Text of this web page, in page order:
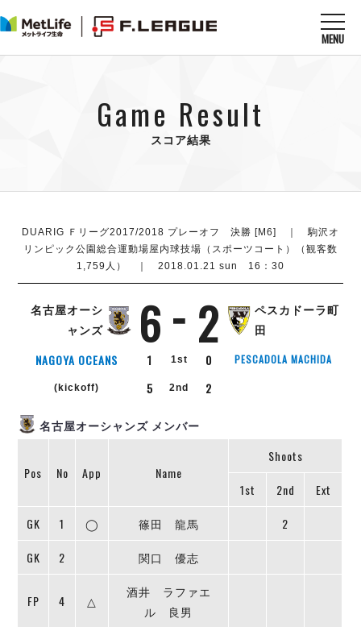
MENU
すべてのニュース
チケット
メディア情報
フットサル日本代表
その他
試合を観る MATCHES
順位表
戦績表
警告・退場・出場停止選手
個人ランキング｜ゴール
個人ランキング｜シュート
個人ランキング｜シュート成功率
個人ランキング｜第2PK
順位表
警告・退場・出場停止選手
個人ランキング｜ゴール
個人ランキング｜シュート
個人ランキング｜第2PK
メットライフ生命Ｆ１リーグ
エスポラーダ北海道
フウガドールすみだ
しながわシティ
立川アスレティックFC
ボアルース長野
シュライカー大阪
メットライフ生命Ｆ２リーグ
ヴォスクオーレ仙台
チケットを買う TICKET
アリーナ情報 ARENA
リーグ概要 ABOUT US
大会概要
クラブライセンス関連
過去の記録
ディビジョン2 試合記録
Ｆリーグカップ 試合記録
リーグ統計データ
プロジェクト PROJECT
ABeam AWARD
Game Result
スコア結果
DUARIG Ｆリーグ2017/2018 プレーオフ 決勝 [M6] ｜ 駒沢オ
リンピック公園総合運動場屋内球技場（スポーツコート）（観客数
1,759人） ｜ 2018.01.21 sun 16：30
名古屋オーシ
ャンズ
6 2
ペスカドーラ町
田
NAGOYA OCEANS 1 1st 0 PESCADOLA MACHIDA
(kickoff) 5 2nd 2
名古屋オーシャンズ メンバー
Pos No App Name
Shoots
1st
2nd
Ext
GK
1 ◯ 篠田 龍馬
2
GK
2 関口 優志
FP 4 △
酒井 ラファエ
ル 良男